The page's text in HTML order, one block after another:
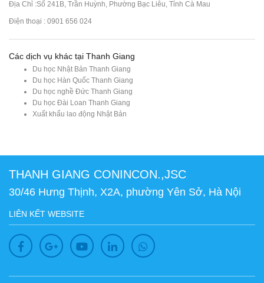
Địa Chỉ :Số 241B, Trần Huỳnh, Phường Bạc Liêu, Tỉnh Cà Mau
Điện thoại : 0901 656 024
Các dịch vụ khác tại Thanh Giang
Du học Nhật Bản Thanh Giang
Du học Hàn Quốc Thanh Giang
Du học nghề Đức Thanh Giang
Du học Đài Loan Thanh Giang
Xuất khẩu lao động Nhật Bản
THANH GIANG CONINCON.,JSC
30/46 Hưng Thịnh, X2A, phường Yên Sở, Hà Nội
LIÊN KẾT WEBSITE